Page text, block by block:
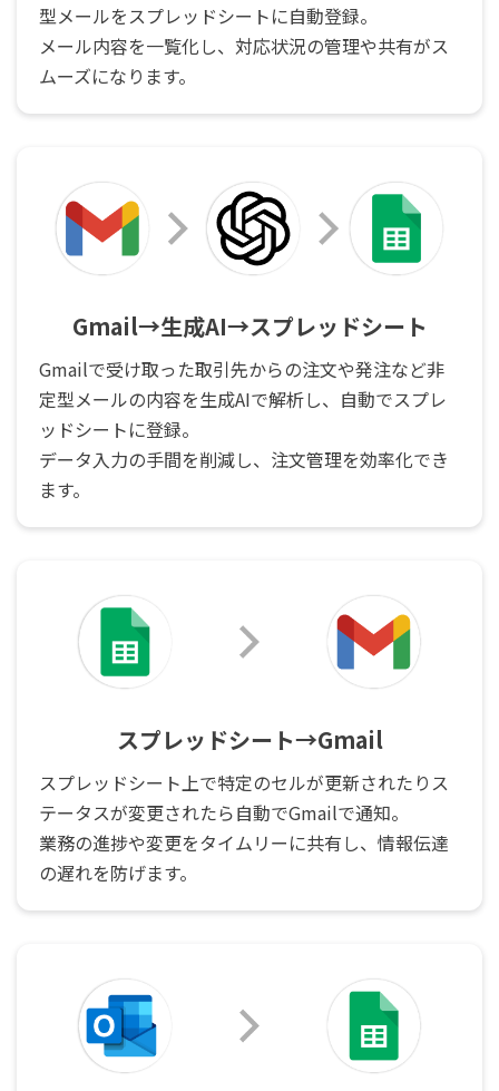
型メールをスプレッドシートに自動登録。
メール内容を一覧化し、対応状況の管理や共有がス
ムーズになります。
Gmail→生成AI→スプレッドシート
Gmailで受け取った取引先からの注文や発注など非
定型メールの内容を生成AIで解析し、自動でスプレ
ッドシートに登録。
データ入力の手間を削減し、注文管理を効率化でき
ます。
スプレッドシート→Gmail
スプレッドシート上で特定のセルが更新されたりス
テータスが変更されたら自動でGmailで通知。
業務の進捗や変更をタイムリーに共有し、情報伝達
の遅れを防げます。